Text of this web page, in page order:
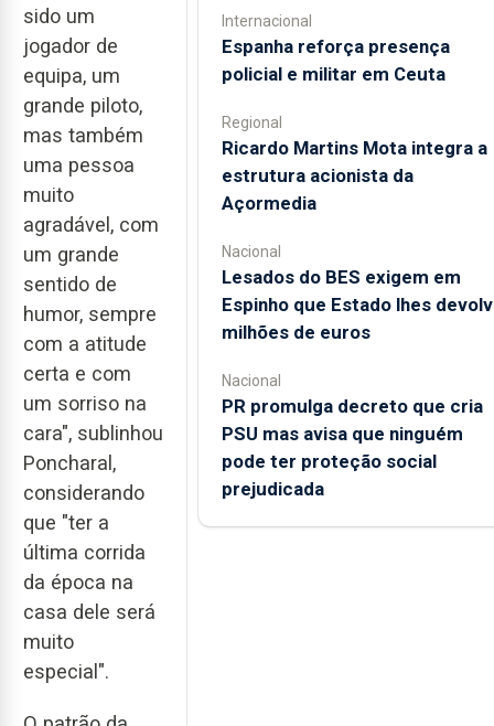
sido um
jogador de
equipa, um
grande piloto,
mas também
uma pessoa
muito
agradável, com
um grande
sentido de
humor, sempre
com a atitude
certa e com
um sorriso na
cara", sublinhou
Poncharal,
considerando
que "ter a
última corrida
da época na
casa dele será
muito
especial".
Internacional
Espanha reforça presença
policial e militar em Ceuta
Regional
Ricardo Martins Mota integra a
estrutura acionista da
Açormedia
Nacional
Lesados do BES exigem em
Espinho que Estado lhes
milhões de euros
Nacional
PR promulga decreto que cria
PSU mas avisa que ninguém
pode ter proteção social
prejudicada